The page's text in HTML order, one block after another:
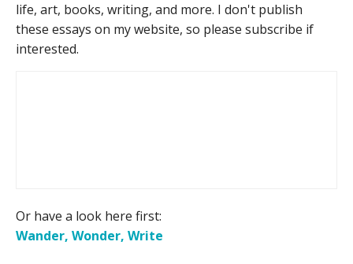
life, art, books, writing, and more. I don't publish
these essays on my website, so please subscribe if
interested.
Or have a look here first:
Wander, Wonder, Write